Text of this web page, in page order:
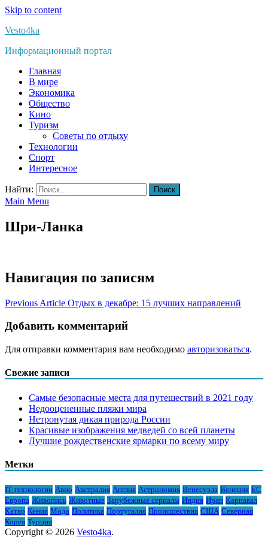
Skip to content
Vesto4ka
Информационный портал
Главная
В мире
Экономика
Общество
Кино
Туризм
Советы по отдыху
Технологии
Спорт
Интересное
Найти:
Main Menu
Шри-Ланка
Навигация по записям
Previous Article Отдых в декабре: 15 лучших направлений
Добавить комментарий
Для отправки комментария вам необходимо авторизоваться.
Свежие записи
Самые безопасные места для путешествий в 2021 году
Недооцененные пляжи мира
Нетронутая дикая природа России
Красивые изображения медведей со всей планеты
Лучшие рождественские ярмарки по всему миру
Метки
IT-технологии Авио Австралия Англия Астрономия Венесуэла Венеция ЕС
Европа Живопись Животные Зарубежные сериалы Индия Иран Карнавал
Катар Кения Мода Политика Португалия Происшествия США Северная
Корея Турция
Copyright © 2026 Vesto4ka.